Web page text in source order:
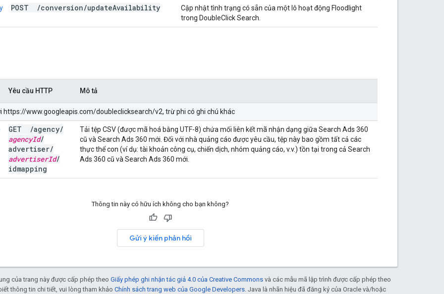
POST /conversion/updateAvailability
Cập nhật tình trạng có sẵn của một lô hoạt động Floodlight
trong DoubleClick Search.
Yêu cầu HTTP Mô tả
https://www.googleapis.com/doubleclicksearch/v2, trừ phi có ghi chú khác
GET /agency/
agencyId/
advertiser/
advertiserId/
idmapping
Tải tệp CSV (được mã hoá bằng UTF-8) chứa mối liên kết mã nhận dạng giữa Search Ads 360
cũ và Search Ads 360 mới. Đối với nhà quảng cáo được yêu cầu, tệp này bao gồm tất cả các
thực thể con (ví dụ: tài khoản công cụ, chiến dịch, nhóm quảng cáo, v.v.) tồn tại trong cả Search
Ads 360 cũ và Search Ads 360 mới.
Thông tin này có hữu ích không cho bạn không?
Gửi ý kiến phản hồi
của trang này được cấp phép theo Giấy phép ghi nhận tác giả 4.0 của Creative Commons và các mẫu mã lập trình được cấp phép theo
thông tin chi tiết, vui lòng tham khảo Chính sách trang web của Google Developers . Java là nhãn hiệu đã đăng ký của Oracle và/hoặc